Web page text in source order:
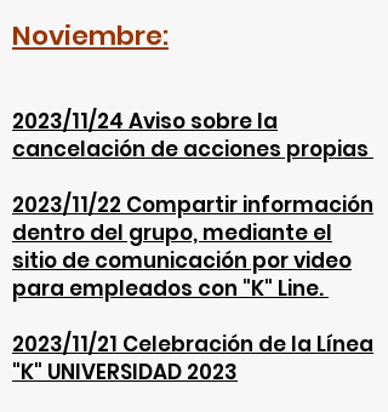
Noviembre:
2023/11/24 Aviso sobre la
cancelación de acciones propias
2023/11/22 Compartir información
dentro del grupo, mediante el
sitio de comunicación por video
para empleados con "K" Line.
2023/11/21 Celebración de la Línea
"K" UNIVERSIDAD 2023